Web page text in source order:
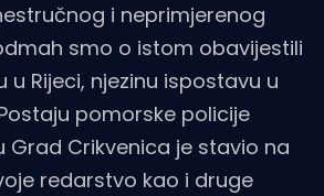
i neprimjerenog
smo o istom obavijestili
u Rijeci, njezinu ispostavu u
pomorske policije
Grad Crikvenica je stavio na
redarstvo kao i druge